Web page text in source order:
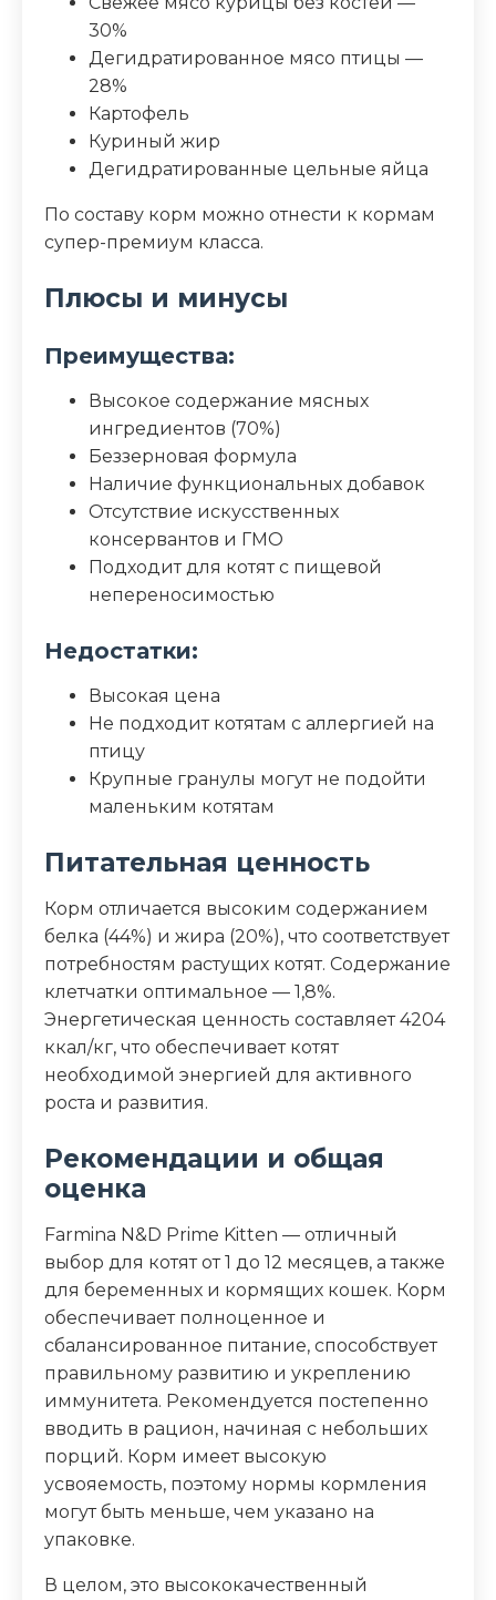
Зола (%)
Влага (%)
Калорийность (ккал/100г) 420
30%
Дегидратированное мясо птицы —
28%
Картофель
Куриный жир
Дегидратированные цельные яйца
По составу корм можно отнести к кормам
супер-премиум класса.
Плюсы и минусы
Преимущества:
Высокое содержание мясных
ингредиентов (70%)
Беззерновая формула
Наличие функциональных добавок
Отсутствие искусственных
консервантов и ГМО
Подходит для котят с пищевой
непереносимостью
Недостатки:
Высокая цена
Не подходит котятам с аллергией на
птицу
Крупные гранулы могут не подойти
маленьким котятам
Питательная ценность
Корм отличается высоким содержанием
белка (44%) и жира (20%), что соответствует
потребностям растущих котят. Содержание
клетчатки оптимальное — 1,8%.
Энергетическая ценность составляет 4204
ккал/кг, что обеспечивает котят
необходимой энергией для активного
роста и развития.
Рекомендации и общая
оценка
Farmina N&D Prime Kitten — отличный
выбор для котят от 1 до 12 месяцев, а также
для беременных и кормящих кошек. Корм
обеспечивает полноценное и
сбалансированное питание, способствует
правильному развитию и укреплению
иммунитета. Рекомендуется постепенно
вводить в рацион, начиная с небольших
порций. Корм имеет высокую
усвояемость, поэтому нормы кормления
могут быть меньше, чем указано на
упаковке.
В целом, это высококачественный